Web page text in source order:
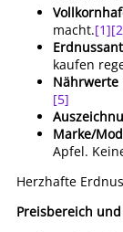
macht.[1]
kaufen
Nährwerte
[5]
Marke/
Apfel.
Herzhafte
Preisbereich